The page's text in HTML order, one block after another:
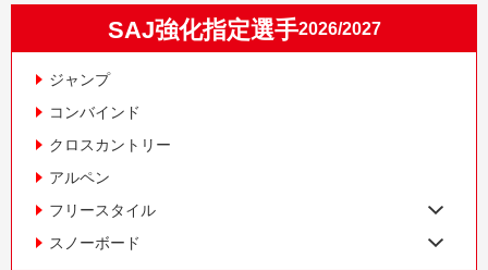
SAJ強化指定選手2026/2027
ジャンプ
コンバインド
クロスカントリー
アルペン
フリースタイル
スノーボード